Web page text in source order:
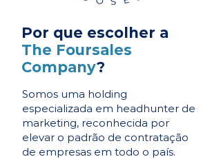
Por que escolher a
The Foursales
Company?
Somos uma holding
especializada em headhunter de
marketing, reconhecida por
elevar o padrão de contratação
de empresas em todo o país.